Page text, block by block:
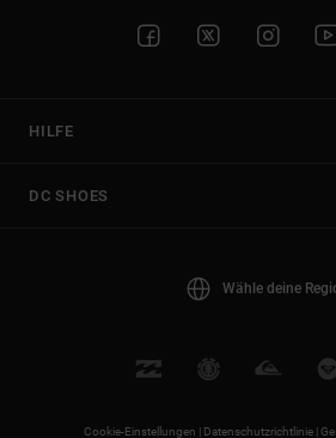
HILFE
DC SHOES
Wähle deine
Cookie-Einstellungen | Datenschutzrichtlinie |